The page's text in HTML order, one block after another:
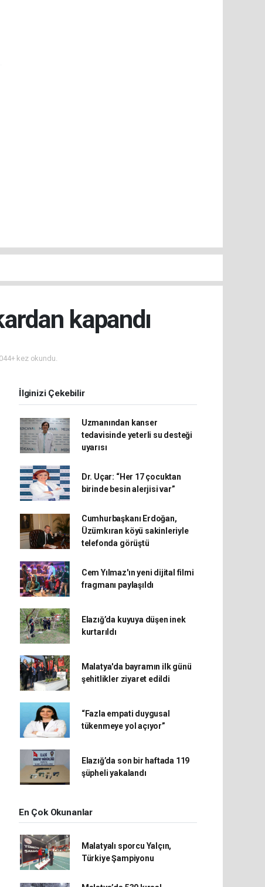
kapandı
kez okundu.
İlginizi Çekebilir
Uzmanından kanser
tedavisinde yeterli su desteği
uyarısı
Dr. Uçar: “Her 17 çocuktan
birinde besin alerjisi var”
Cumhurbaşkanı Erdoğan,
Üzümkıran köyü sakinleriyle
telefonda görüştü
Cem Yılmaz'ın yeni dijital filmi
fragmanı paylaşıldı
Elazığ’da kuyuya düşen inek
kurtarıldı
Malatya'da bayramın ilk günü
şehitlikler ziyaret edildi
“Fazla empati duygusal
tükenmeye yol açıyor”
Elazığ’da son bir haftada 119
şüpheli yakalandı
En Çok Okunanlar
Malatyalı sporcu Yalçın,
Türkiye Şampiyonu